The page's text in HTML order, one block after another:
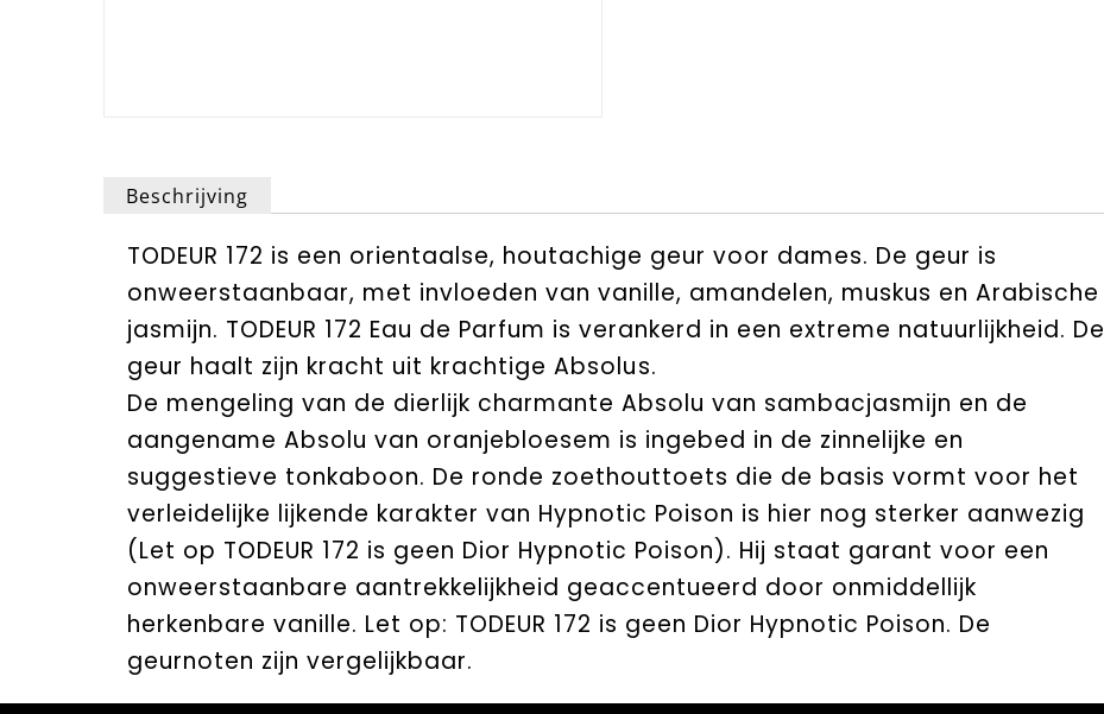
Beschrijving
TODEUR 172 is een orientaalse, houtachige geur voor dames. De geur is
onweerstaanbaar, met invloeden van vanille, amandelen, muskus en Arabische
jasmijn. TODEUR 172 Eau de Parfum is verankerd in een extreme natuurlijkheid. De
geur haalt zijn kracht uit krachtige Absolus.
De mengeling van de dierlijk charmante Absolu van sambacjasmijn en de
aangename Absolu van oranjebloesem is ingebed in de zinnelijke en
suggestieve tonkaboon. De ronde zoethouttoets die de basis vormt voor het
verleidelijke lijkende karakter van Hypnotic Poison is hier nog sterker aanwezig
(Let op TODEUR 172 is geen Dior Hypnotic Poison). Hij staat garant voor een
onweerstaanbare aantrekkelijkheid geaccentueerd door onmiddellijk
herkenbare vanille. Let op: TODEUR 172 is geen Dior Hypnotic Poison. De
geurnoten zijn vergelijkbaar.